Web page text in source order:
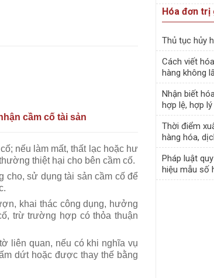
cầm cố tài sản
nếu làm mất, thất lạc hoặc hư
thiệt hại cho bên cầm cố.
cho, sử dụng tài sản cầm cố để
khai thác công dụng, hưởng
trừ trường hợp có thỏa thuận
liên quan, nếu có khi nghĩa vụ
dứt hoặc được thay thế bằng
Hóa đơn trị
Thủ tục hủy
Cách viết
hàng không
Nhận biết
hợp lệ, hợp lý
Thời điểm
hàng hóa,
Pháp luật
hiệu mẫu số